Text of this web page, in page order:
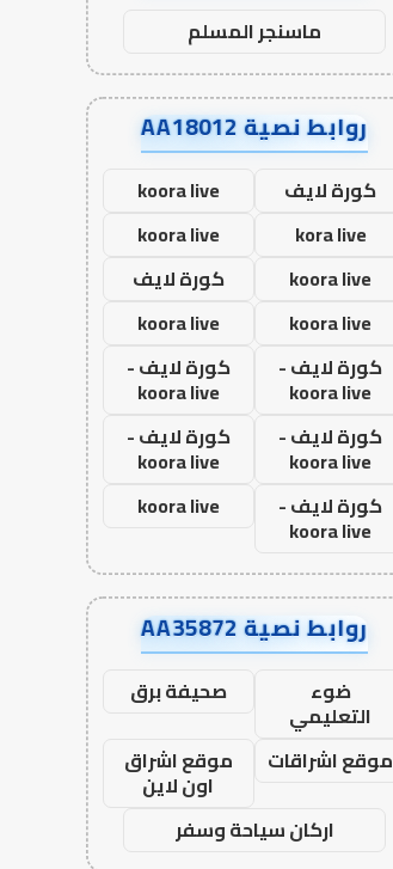
ماسنجر المسلم
روابط نصية AA18012
كورة لايف
koora live
kora live
koora live
koora live
كورة لايف
koora live
koora live
كورة لايف -
koora live
كورة لايف -
koora live
كورة لايف -
koora live
كورة لايف -
koora live
كورة لايف -
koora live
koora live
روابط نصية AA35872
ضوء
التعليمي
صحيفة برق
موقع اشراقات
موقع اشراق
اون لاين
اركان سياحة وسفر